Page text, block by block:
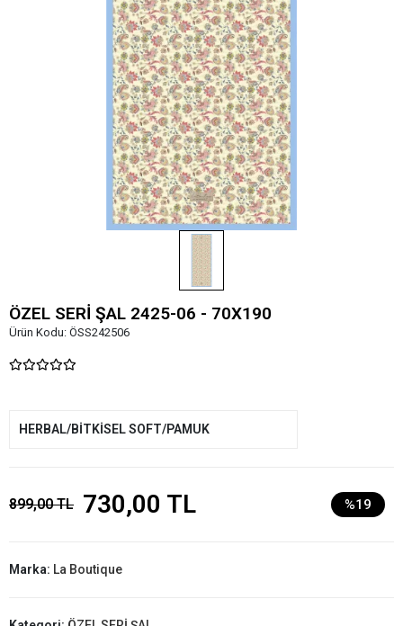
ÖZEL SERİ ŞAL 2425-06 - 70X190
Ürün Kodu: ÖSS242506
HERBAL/BİTKİSEL SOFT/PAMUK
899,00 TL 730,00 TL %19
Marka: La Boutique